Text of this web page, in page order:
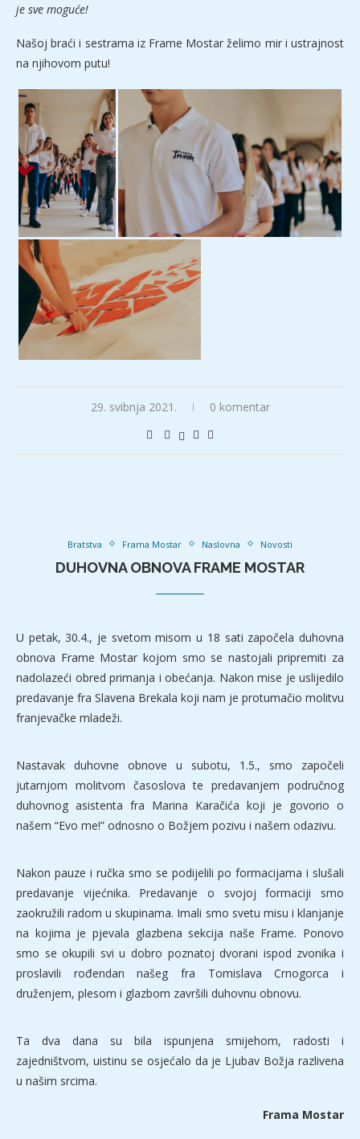
je sve moguće!
Našoj braći i sestrama iz Frame Mostar želimo mir i ustrajnost
na njihovom putu!
29. svibnja 2021. 0 komentar
Bratstva Frama Mostar Naslovna Novosti
DUHOVNA OBNOVA FRAME MOSTAR
U petak, 30.4., je svetom misom u 18 sati započela duhovna
obnova Frame Mostar kojom smo se nastojali pripremiti za
nadolazeći obred primanja i obećanja. Nakon mise je uslijedilo
predavanje fra Slavena Brekala koji nam je protumačio molitvu
franjevačke mladeži.
Nastavak duhovne obnove u subotu, 1.5., smo započeli
jutarnjom molitvom časoslova te predavanjem područnog
duhovnog asistenta fra Marina Karačića koji je govorio o
našem “Evo me!” odnosno o Božjem pozivu i našem odazivu.
Nakon pauze i ručka smo se podijelili po formacijama i slušali
predavanje vijećnika. Predavanje o svojoj formaciji smo
zaokružili radom u skupinama. Imali smo svetu misu i klanjanje
na kojima je pjevala glazbena sekcija naše Frame. Ponovo
smo se okupili svi u dobro poznatoj dvorani ispod zvonika i
proslavili rođendan našeg fra Tomislava Crnogorca i
druženjem, plesom i glazbom završili duhovnu obnovu.
Ta dva dana su bila ispunjena smijehom, radosti i
zajedništvom, uistinu se osjećalo da je Ljubav Božja razlivena
u našim srcima.
Frama Mostar